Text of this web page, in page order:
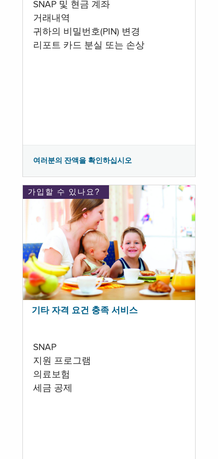
SNAP 및 현금 계좌
거래내역
귀하의 비밀번호(PIN) 변경
리포트 카드 분실 또는 손상
여러분의 잔액을 확인하십시오
가입할 수 있나요?
기타 자격 요건 충족 서비스
SNAP
지원 프로그램
의료보험
세금 공제